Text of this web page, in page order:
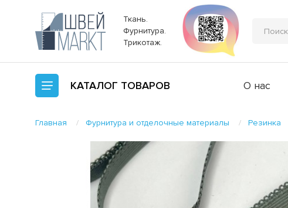
Ткань.
Фурнитура.
Трикотаж.
КАТАЛОГ ТОВАРОВ О нас
Главная Фурнитура и отделочные материалы Резинка